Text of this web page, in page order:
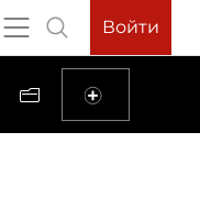
Войти